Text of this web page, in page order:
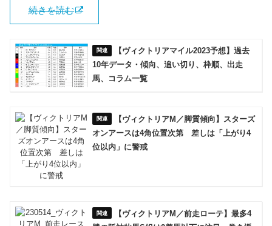
続きを読む
【ヴィクトリアマイル2023予想】過去
10年データ・傾向、追い切り、枠順、出走
馬、コラム一覧
【ヴィクトリアM／脚質傾向】スターズ
オンアースは4角位置次第 差しは「上がり4
位以内」に警戒
【ヴィクトリアM／前走ローテ】最多4